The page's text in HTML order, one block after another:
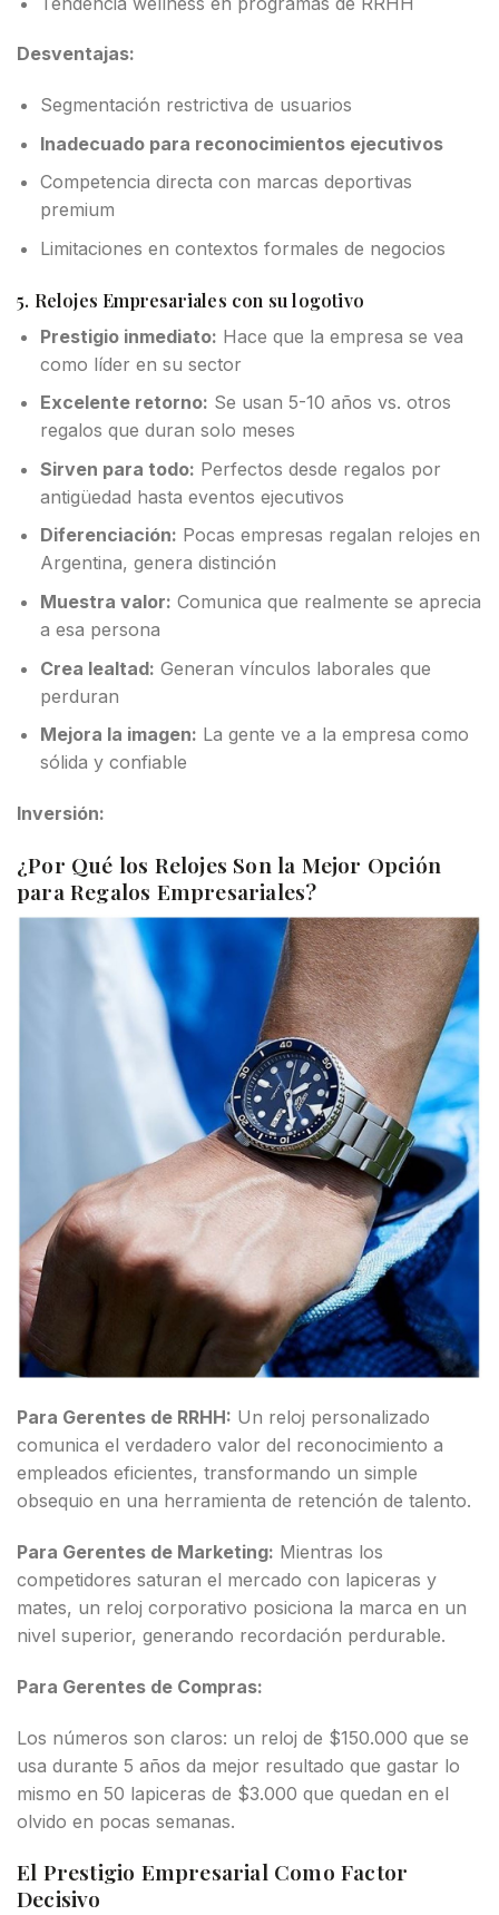
Desventajas:
Segmentación restrictiva de usuarios
Inadecuado para reconocimientos ejecutivos
Competencia directa con marcas deportivas
premium
Limitaciones en contextos formales de negocios
5. Relojes Empresariales con su logotivo
Prestigio inmediato: Hace que la empresa se vea
como líder en su sector
Excelente retorno: Se usan 5-10 años vs. otros
regalos que duran solo meses
Sirven para todo: Perfectos desde regalos por
antigüedad hasta eventos ejecutivos
Diferenciación: Pocas empresas regalan relojes en
Argentina, genera distinción
Muestra valor: Comunica que realmente se aprecia
a esa persona
Crea lealtad: Generan vínculos laborales que
perduran
Mejora la imagen: La gente ve a la empresa como
sólida y confiable
Inversión:
¿Por Qué los Relojes Son la Mejor Opción
para Regalos Empresariales?
Para Gerentes de RRHH: Un reloj personalizado
comunica el verdadero valor del reconocimiento a
empleados eficientes, transformando un simple
obsequio en una herramienta de retención de talento.
Para Gerentes de Marketing: Mientras los
competidores saturan el mercado con lapiceras y
mates, un reloj corporativo posiciona la marca en un
nivel superior, generando recordación perdurable.
Para Gerentes de Compras:
Los números son claros: un reloj de $150.000 que se
usa durante 5 años da mejor resultado que gastar lo
mismo en 50 lapiceras de $3.000 que quedan en el
olvido en pocas semanas.
El Prestigio Empresarial Como Factor
Decisivo